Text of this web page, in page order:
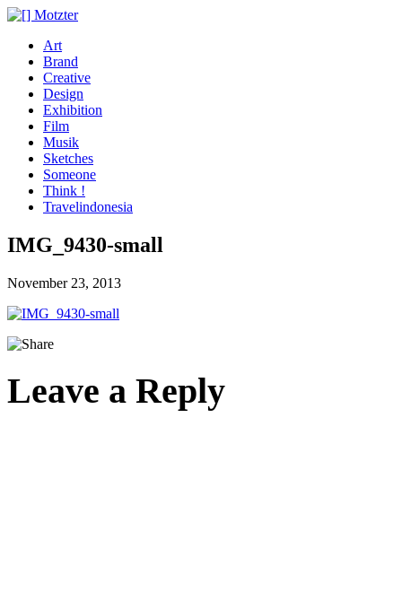
Art
Brand
Creative
Design
Exhibition
Film
Musik
Sketches
Someone
Think !
Travelindonesia
IMG_9430-small
November 23, 2013
Leave a Reply